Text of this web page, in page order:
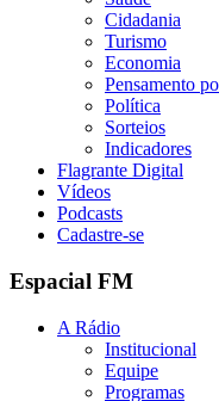
Cidadania
Turismo
Economia
Pensamento
Política
Sorteios
Indicadores
Flagrante Digital
Vídeos
Podcasts
Cadastre-se
Espacial FM
A Rádio
Institucional
Equipe
Programas